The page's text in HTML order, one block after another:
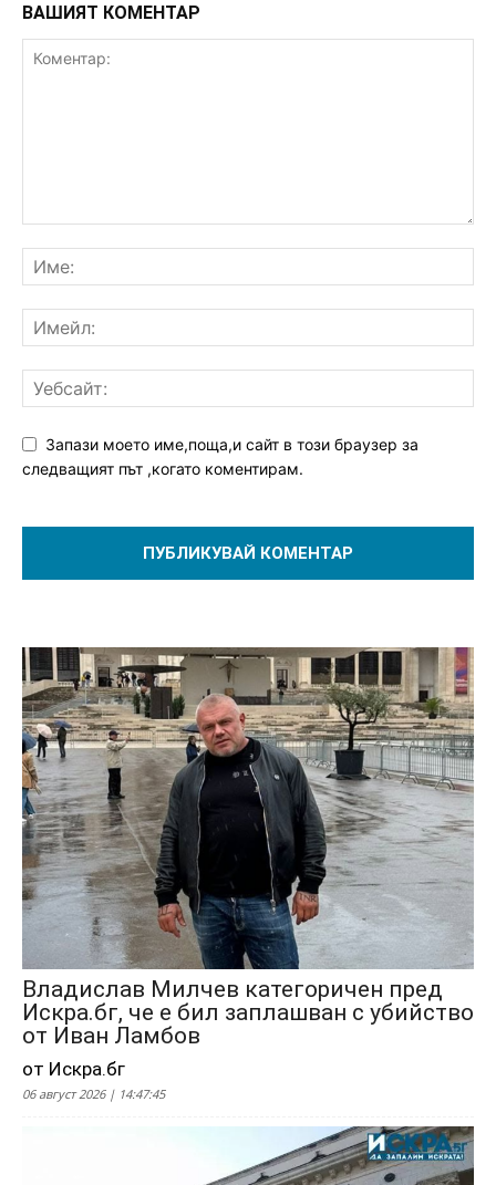
ВАШИЯТ КОМЕНТАР
Запази моето име,поща,и сайт в този браузер за
следващият път ,когато коментирам.
Владислав Милчев категоричен пред
Искра.бг, че е бил заплашван с убийство
от Иван Ламбов
от Искра.бг
06 август 2026 | 14:47:45